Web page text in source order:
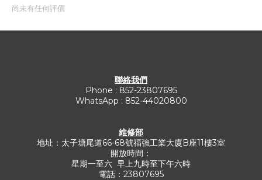
尚未有任何評價
聯絡我們
Phone : 852-23807695
WhatsApp : 852-44020800
維修部
地址：太子塘尾道66-68號福強工業大廈B座11樓3室
開放時間：
星期一至六 早上九時至下午六時
電話：23807695